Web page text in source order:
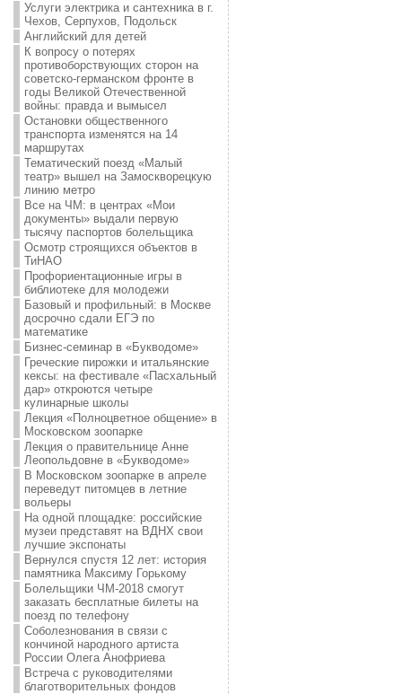
Услуги электрика и сантехника в г.
Чехов, Серпухов, Подольск
Английский для детей
К вопросу о потерях
противоборствующих сторон на
советско-германском фронте в
годы Великой Отечественной
войны: правда и вымысел
Остановки общественного
транспорта изменятся на 14
маршрутах
Тематический поезд «Малый
театр» вышел на Замоскворецкую
линию метро
Все на ЧМ: в центрах «Мои
документы» выдали первую
тысячу паспортов болельщика
Осмотр строящихся объектов в
ТиНАО
Профориентационные игры в
библиотеке для молодежи
Базовый и профильный: в Москве
досрочно сдали ЕГЭ по
математике
Бизнес-семинар в «Букводоме»
Греческие пирожки и итальянские
кексы: на фестивале «Пасхальный
дар» откроются четыре
кулинарные школы
Лекция «Полноцветное общение» в
Московском зоопарке
Лекция о правительнице Анне
Леопольдовне в «Букводоме»
В Московском зоопарке в апреле
переведут питомцев в летние
вольеры
На одной площадке: российские
музеи представят на ВДНХ свои
лучшие экспонаты
Вернулся спустя 12 лет: история
памятника Максиму Горькому
Болельщики ЧМ-2018 смогут
заказать бесплатные билеты на
поезд по телефону
Соболезнования в связи с
кончиной народного артиста
России Олега Анофриева
Встреча с руководителями
благотворительных фондов